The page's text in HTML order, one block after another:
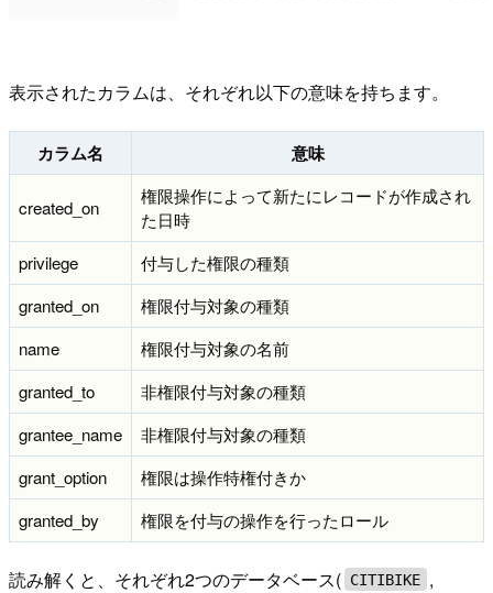
表示されたカラムは、それぞれ以下の意味を持ちます。
カラム名 意味
created_on
権限操作によって新たにレコードが作成され
た日時
privilege
付与した権限の種類
granted_on
権限付与対象の種類
name
権限付与対象の名前
granted_to
非権限付与対象の種類
grantee_name
非権限付与対象の種類
grant_option
権限は操作特権付きか
granted_by
権限を付与の操作を行ったロール
読み解くと、それぞれ2つのデータベース( CITIBIKE ,